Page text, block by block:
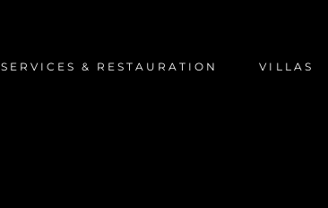
SERVICES & RESTAURATION VILLAS